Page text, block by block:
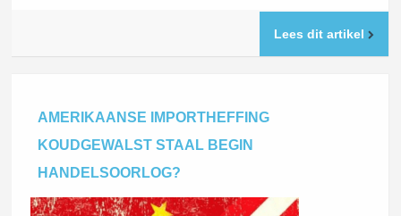
Lees dit artikel
AMERIKAANSE IMPORTHEFFING
KOUDGEWALST STAAL BEGIN
HANDELSOORLOG?